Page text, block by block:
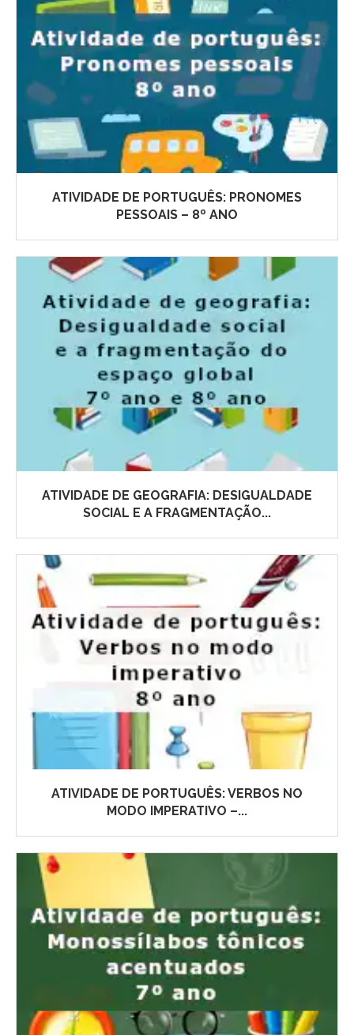
ATIVIDADE DE PORTUGUÊS: PRONOMES
PESSOAIS – 8º ANO
ATIVIDADE DE GEOGRAFIA: DESIGUALDADE
SOCIAL E A FRAGMENTAÇÃO...
ATIVIDADE DE PORTUGUÊS: VERBOS NO
MODO IMPERATIVO –...